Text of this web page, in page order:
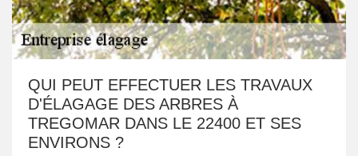
QUI PEUT EFFECTUER LES TRAVAUX
D'ÉLAGAGE DES ARBRES À
TREGOMAR DANS LE 22400 ET SES
ENVIRONS ?